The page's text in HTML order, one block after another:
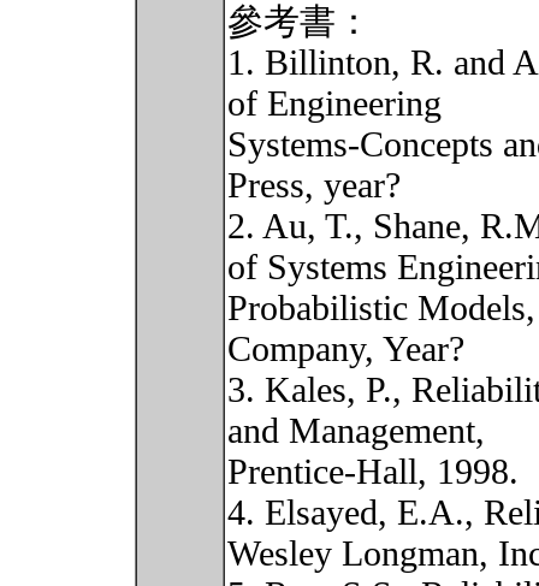
參考書：
1. Billinton, R. and
of Engineering
Systems-Concepts
Press, year?
2. Au, T., Shane,
of Systems
Probabilistic
Company, Year?
3. Kales, P.,
and Management,
Prentice-Hall, 1998.
4. Elsayed, E.A.,
Wesley Longman,